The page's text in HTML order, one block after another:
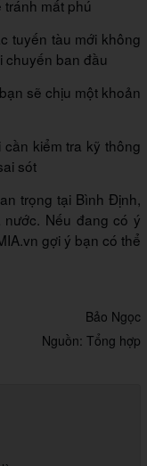
mất phú
tuyến tàu mới không
chuyến ban đầu
sẽ chịu một khoản
kiểm tra kỹ thông
sót
trọng tại Bình Định,
Nếu đang có ý
gợi ý bạn có thể
Bảo Ngọc
Nguồn: Tổng hợp